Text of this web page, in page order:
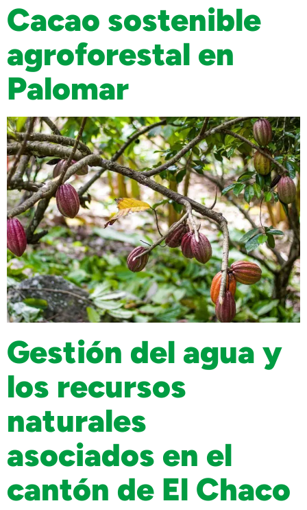
Cacao sostenible
agroforestal en
Palomar
Gestión del agua y
los recursos
naturales
asociados en el
cantón de El Chaco